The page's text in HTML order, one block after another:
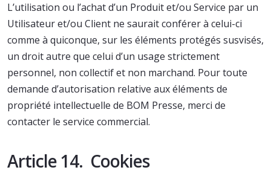
L’utilisation ou l’achat d’un Produit et/ou Service par un
Utilisateur et/ou Client ne saurait conférer à celui-ci
comme à quiconque, sur les éléments protégés susvisés,
un droit autre que celui d’un usage strictement
personnel, non collectif et non marchand. Pour toute
demande d’autorisation relative aux éléments de
propriété intellectuelle de BOM Presse, merci de
contacter le service commercial.
Article 14. Cookies